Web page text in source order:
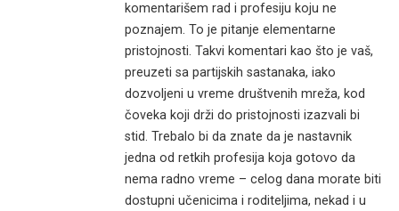
komentarišem rad i profesiju koju ne
poznajem. To je pitanje elementarne
pristojnosti. Takvi komentari kao što je vaš,
preuzeti sa partijskih sastanaka, iako
dozvoljeni u vreme društvenih mreža, kod
čoveka koji drži do pristojnosti izazvali bi
stid. Trebalo bi da znate da je nastavnik
jedna od retkih profesija koja gotovo da
nema radno vreme – celog dana morate biti
dostupni učenicima i roditeljima, nekad i u